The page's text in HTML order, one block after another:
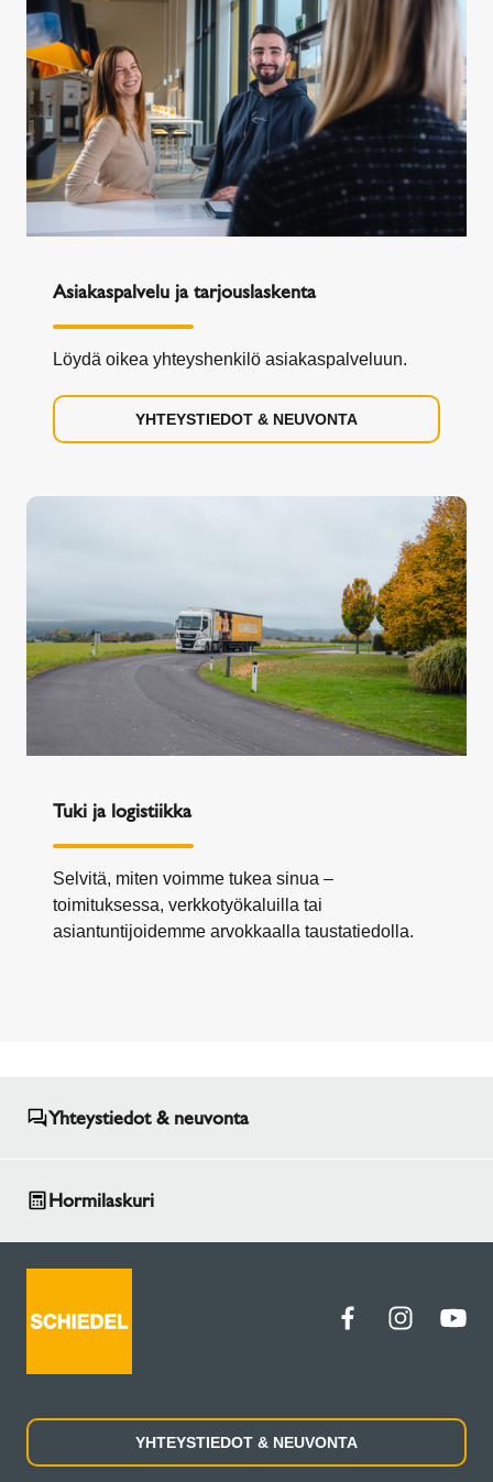
Asiakaspalvelu ja tarjouslaskenta
Löydä oikea yhteyshenkilö asiakaspalveluun.
YHTEYSTIEDOT & NEUVONTA
Tuki ja logistiikka
Selvitä, miten voimme tukea sinua –
toimituksessa, verkkotyökaluilla tai
asiantuntijoidemme arvokkaalla taustatiedolla.
Yhteystiedot & neuvonta
Hormilaskuri
YHTEYSTIEDOT & NEUVONTA